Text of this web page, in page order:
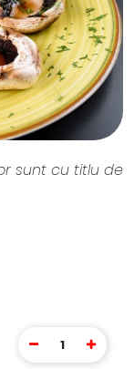
sunt cu titlu de
1